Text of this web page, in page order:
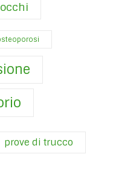
occhi
prove di trucco